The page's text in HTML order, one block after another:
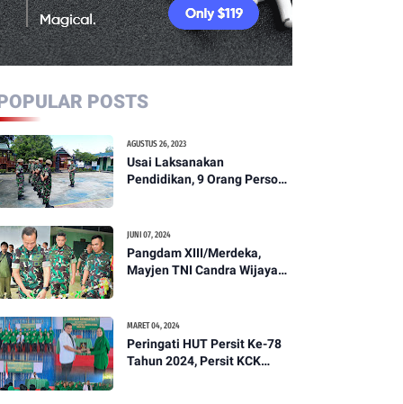
POSTS
AGUSTUS 26, 2023
Usai Laksanakan
Pendidikan, 9 Orang Personil
Ikuti Apel Pagi Dan
Pengecekan
JUNI 07, 2024
Pangdam XIII/Merdeka,
Mayjen TNI Candra Wijaya
MARET 04, 2024
Peringati HUT Persit Ke-78
Tahun 2024, Persit KCK